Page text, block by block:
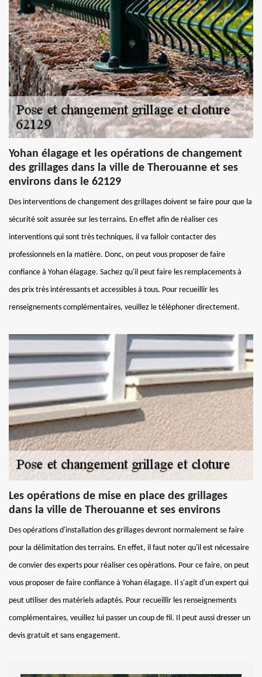
Yohan élagage et les opérations de changement
des grillages dans la ville de Therouanne et ses
environs dans le 62129
Des interventions de changement des grillages doivent se faire pour que la
sécurité soit assurée sur les terrains. En effet afin de réaliser ces
interventions qui sont très techniques, il va falloir contacter des
professionnels en la matière. Donc, on peut vous proposer de faire
confiance à Yohan élagage. Sachez qu'il peut faire les remplacements à
des prix très intéressants et accessibles à tous. Pour recueillir les
renseignements complémentaires, veuillez le téléphoner directement.
Les opérations de mise en place des grillages
dans la ville de Therouanne et ses environs
Des opérations d'installation des grillages devront normalement se faire
pour la délimitation des terrains. En effet, il faut noter qu'il est nécessaire
de convier des experts pour réaliser ces opérations. Pour ce faire, on peut
vous proposer de faire confiance à Yohan élagage. Il s'agit d'un expert qui
peut utiliser des matériels adaptés. Pour recueillir les renseignements
complémentaires, veuillez lui passer un coup de fil. Il peut aussi dresser un
devis gratuit et sans engagement.